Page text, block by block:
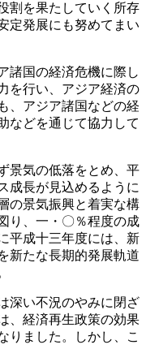
割を果たしていく所存
定発展にも努めてまい
諸国の経済危機に際し
を行い、アジア経済の
、アジア諸国などの経
などを通じて協力して
景気の低落をとめ、平
成長が見込めるように
の景気振興と着実な構
り、一・〇％程度の成
平成十三年度には、新
新たな長期的発展軌道
深い不況のやみに閉ざ
、経済再生政策の効果
りました。しかし、こ